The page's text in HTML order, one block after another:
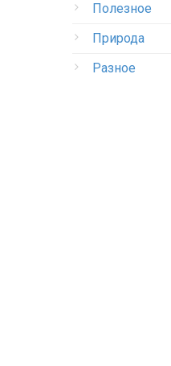
Полезное
Природа
Разное